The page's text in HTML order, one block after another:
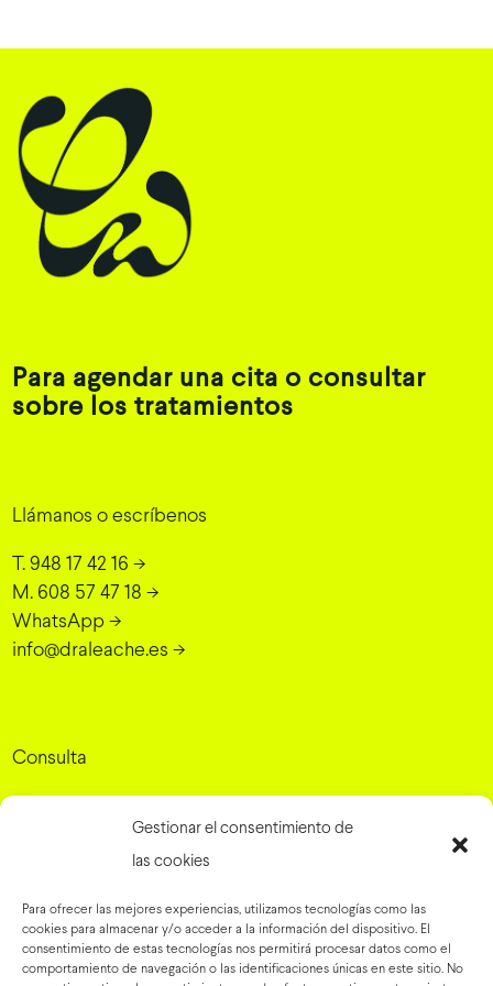
Gestionar el consentimiento de
las cookies
Para ofrecer las mejores experiencias, utilizamos tecnologías como las
cookies para almacenar y/o acceder a la información del dispositivo. El
consentimiento de estas tecnologías nos permitirá procesar datos como el
comportamiento de navegación o las identificaciones únicas en este sitio. No
Para agendar una cita o consultar
sobre los tratamientos
Llámanos o escríbenos
T. 948 17 42 16 ->
M. 608 57 47 18 ->
WhatsApp ->
info@draleache.es ->
Consulta
Grupo Rinaldi, 10, 31007 Pamplona, Navarra
Preguntas frecuentes->
Blog->